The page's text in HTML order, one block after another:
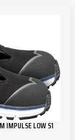
IMPULSE LOW S1